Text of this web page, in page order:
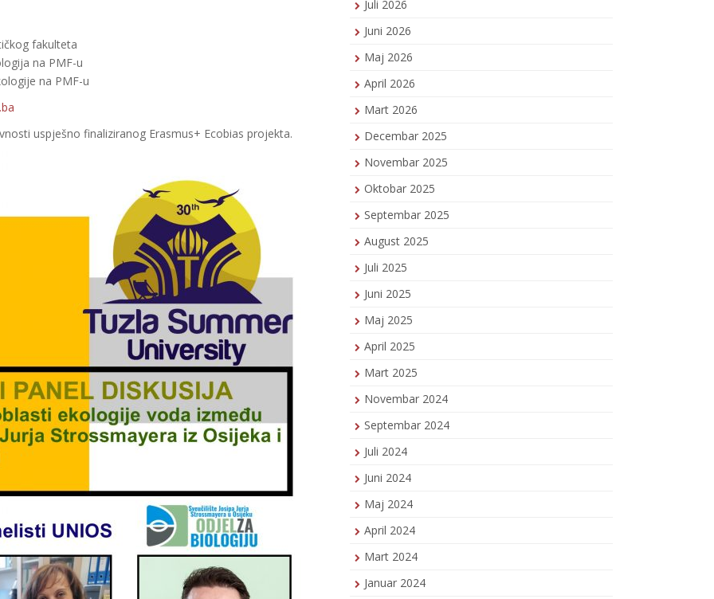
fakulteta
na PMF-u
na PMF-u
uspješno finaliziranog Erasmus+ Ecobias projekta.
Juli 2026
Juni 2026
Maj 2026
April 2026
Mart 2026
Decembar 2025
Novembar 2025
Oktobar 2025
Septembar 2025
August 2025
Juli 2025
Juni 2025
Maj 2025
April 2025
Mart 2025
Novembar 2024
Septembar 2024
Juli 2024
Juni 2024
Maj 2024
April 2024
Mart 2024
Januar 2024